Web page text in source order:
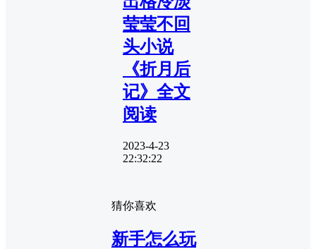
莹莹不回
头小说
《折月后
记》全文
阅读
2023-4-23
22:32:22
猜你喜欢
新手怎么玩